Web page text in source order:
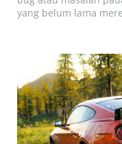
yang belum lama